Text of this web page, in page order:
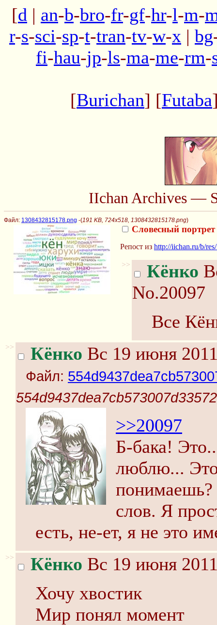
[d | an-b-bro-fr-gf-hr-l-m-
r-s-sci-sp-t-tran-tv-w-x | bg
fi-hau-jp-ls-ma-me-rm-
[Burichan] [Futaba
IIchan Archives —
Файл: 1308432815178.png -(191 KB, 724x518, 1308432815178.png)
Словесный портрет
Репост из http://iichan.ru/b/
>> Кёнко
No.20097
Все
>> Кёнко Вс 19 июня
Файл:
>>20097
Б-бака!
люблю... Это
понимаешь?
слов. Я
есть, не-ет, я не это
>> Кёнко Вс 19 июня
Хочу хвостик
Мир понял момент